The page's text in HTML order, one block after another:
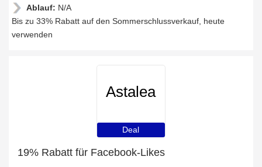
Ablauf: N/A
Bis zu 33% Rabatt auf den Sommerschlussverkauf, heute
verwenden
Astalea
Deal
19% Rabatt für Facebook-Likes